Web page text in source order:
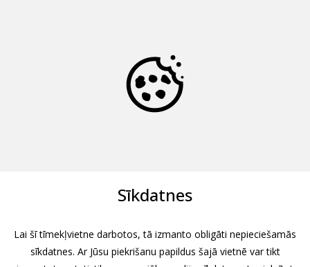
Sīkdatnes
Lai šī tīmekļvietne darbotos, tā izmanto obligāti nepieciešamās
sīkdatnes. Ar Jūsu piekrišanu papildus šajā vietnē var tikt